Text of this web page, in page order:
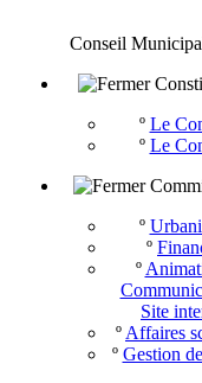
Conseil
º Le
º Le
º
º
º
Site
º Affaires
º Gestion